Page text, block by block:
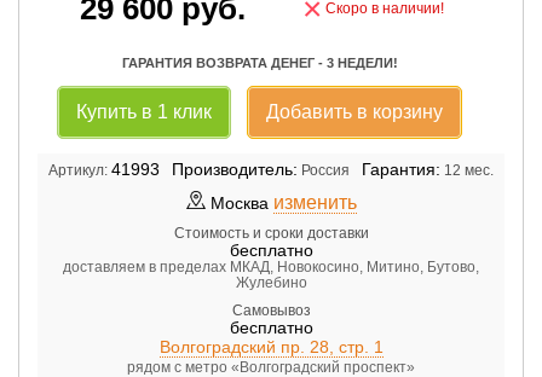
29 600 руб. × Скоро в наличии!
ГАРАНТИЯ ВОЗВРАТА ДЕНЕГ - 3 НЕДЕЛИ!
Купить в 1 клик Добавить в корзину
Артикул: 41993 Производитель: Россия Гарантия: 12 мес.
Москва изменить
Стоимость и сроки доставки
бесплатно
доставляем в пределах МКАД, Новокосино, Митино, Бутово,
Жулебино
Самовывоз
бесплатно
Волгоградский пр. 28, стр. 1
рядом с метро «Волгоградский проспект»